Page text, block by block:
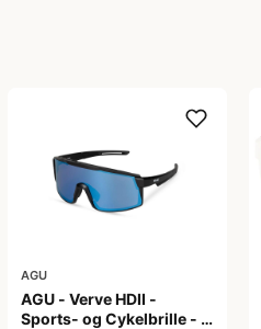
AGU
AGU - Verve HDII -
Sports- og Cykelbrille - 3